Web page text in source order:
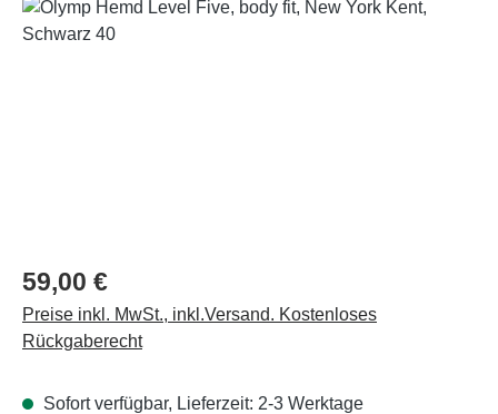
Bildergalerie überspringen
59,00 €
Preise inkl. MwSt., inkl.Versand. Kostenloses
Rückgaberecht
Sofort verfügbar, Lieferzeit: 2-3 Werktage